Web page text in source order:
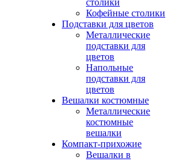
столики
Кофейные столики
Подставки для цветов
Металлические
подставки для
цветов
Напольные
подставки для
цветов
Вешалки костюмные
Металлические
костюмные
вешалки
Компакт-прихожие
Вешалки в